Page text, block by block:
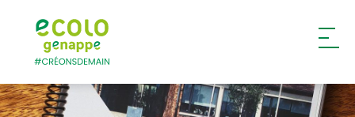
Ecolo – Genappe